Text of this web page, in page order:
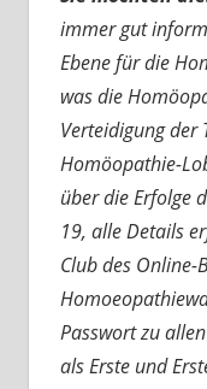
immer gut
Ebene für die
was die
Verteidigung der
Homöopathie-
über die Erfolge
19, alle Details
Club des Online-
Passwort zu
als Erste und